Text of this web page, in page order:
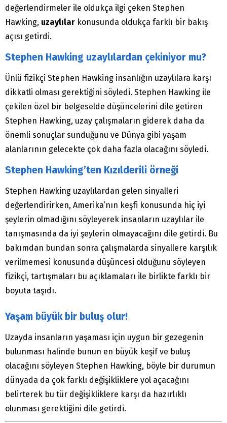
değerlendirmeler ile oldukça ilgi çeken Stephen
Hawking, uzaylılar konusunda oldukça farklı bir bakış
açısı getirdi.
Stephen Hawking uzaylılardan çekiniyor mu?
Ünlü fizikçi Stephen Hawking insanlığın uzaylılara karşı
dikkatli olması gerektiğini söyledi. Stephen Hawking ile
çekilen özel bir belgeselde düşüncelerini dile getiren
Stephen Hawking, uzay çalışmaların giderek daha da
önemli sonuçlar sunduğunu ve Dünya gibi yaşam
alanlarının gelecekte çok daha fazla olacağını söyledi.
Stephen Hawking’ten Kızılderili örneği
Stephen Hawking uzaylılardan gelen sinyalleri
değerlendirirken, Amerika’nın keşfi konusunda hiç iyi
şeylerin olmadığını söyleyerek insanların uzaylılar ile
tanışmasında da iyi şeylerin olmayacağını dile getirdi. Bu
bakımdan bundan sonra çalışmalarda sinyallere karşılık
verilmemesi konusunda düşüncesi olduğunu söyleyen
fizikçi, tartışmaları bu açıklamaları ile birlikte farklı bir
boyuta taşıdı.
Yaşam büyük bir buluş olur!
Uzayda insanların yaşaması için uygun bir gezegenin
bulunması halinde bunun en büyük keşif ve buluş
olacağını söyleyen Stephen Hawking, böyle bir durumun
dünyada da çok farklı değişikliklere yol açacağını
belirterek bu tür değişikliklere karşı da hazırlıklı
olunması gerektiğini dile getirdi.